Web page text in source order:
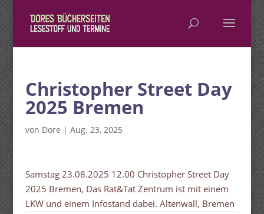
Christopher Street Day
2025 Bremen
von Dore | Aug. 23, 2025
Samstag 23.08.2025 12.00 Christopher Street Day
2025 Bremen, Das Rat&Tat Zentrum ist mit einem
LKW und einem Infostand dabei. Altenwall, Bremen